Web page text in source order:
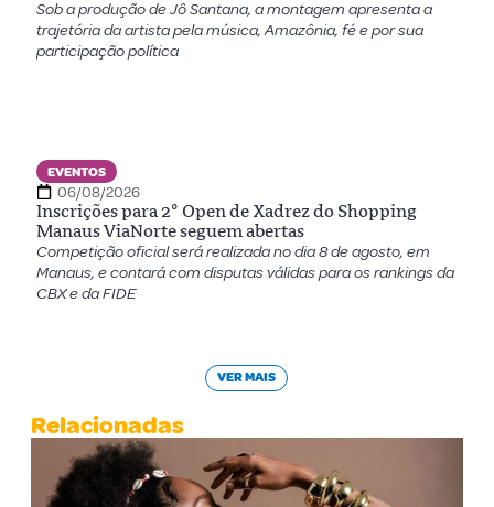
Sob a produção de Jô Santana, a montagem apresenta a
trajetória da artista pela música, Amazônia, fé e por sua
participação política
EVENTOS
06/08/2026
Inscrições para 2º Open de Xadrez do Shopping
Manaus ViaNorte seguem abertas
Competição oficial será realizada no dia 8 de agosto, em
Manaus, e contará com disputas válidas para os rankings da
CBX e da FIDE
VER MAIS
Relacionadas